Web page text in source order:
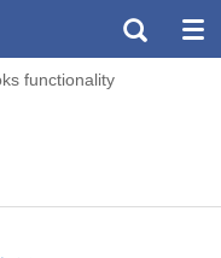
functionality